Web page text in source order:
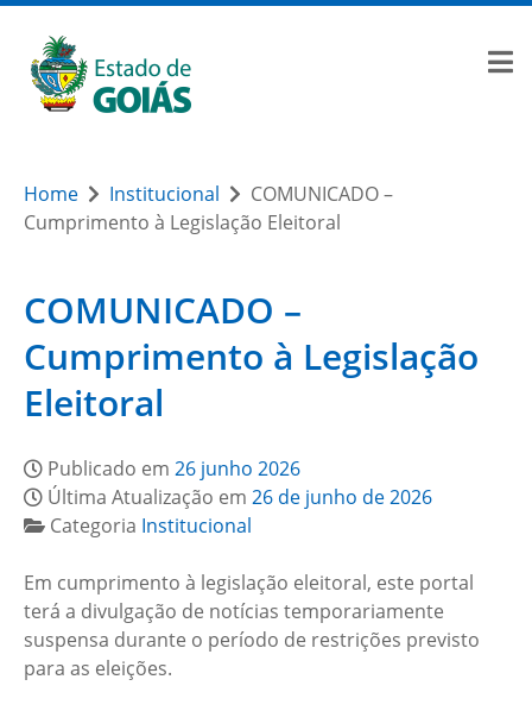
Home Institucional
COMUNICADO –
Cumprimento à Legislação Eleitoral
COMUNICADO –
Cumprimento à Legislação
Eleitoral
Publicado em 26 junho 2026
Última Atualização em 26 de junho de 2026
Categoria Institucional
Em cumprimento à legislação eleitoral, este portal
terá a divulgação de notícias temporariamente
suspensa durante o período de restrições previsto
para as eleições.